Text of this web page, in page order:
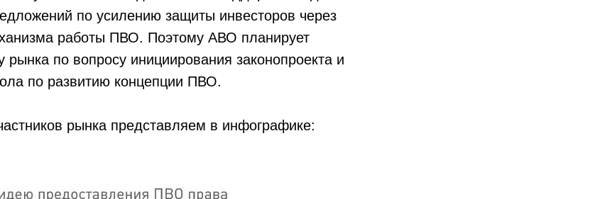
по усилению защиты инвесторов через
работы ПВО. Поэтому АВО планирует
рынка по вопросу инициирования законопроекта и
по развитию концепции ПВО.
рынка представляем в инфографике: